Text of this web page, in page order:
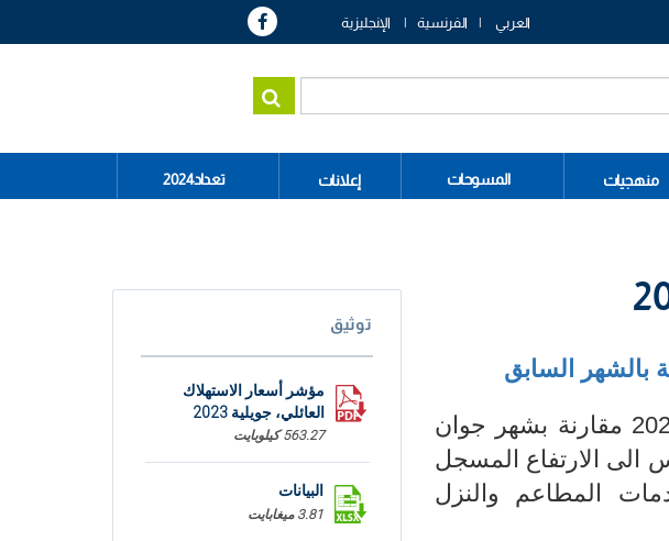
العربي الفرنسية الإنجليزية
منهجيات المسوحات إعلانات تعداد2024
بالشهر السابق
شهد مؤشر أسعار الاستهلاك ارتفاعا بنسبة 0,7% خلال شهر جويلية 2023 مقارنة بشهر جوان
الى الارتفاع المسجل
بنسبة 1,1% وأسعار خدمات المطاعم والنزل
توثيق
مؤشر أسعار الاستهلاك
العائلي، جويلية 2023
563.27 كيلوبايت
البيانات
3.81 ميغابايت